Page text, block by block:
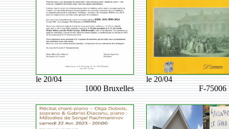
le 20/04
1000 Bruxelles
le 20/04
F-75006